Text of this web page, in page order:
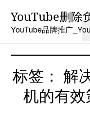
content
YouTube删除
YouTube品牌推广
标签： 解
机的有